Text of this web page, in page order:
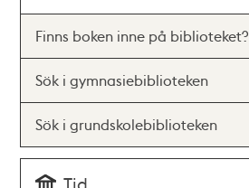
Finns boken inne på biblioteket?
Sök i gymnasiebiblioteken
Sök i grundskolebiblioteken